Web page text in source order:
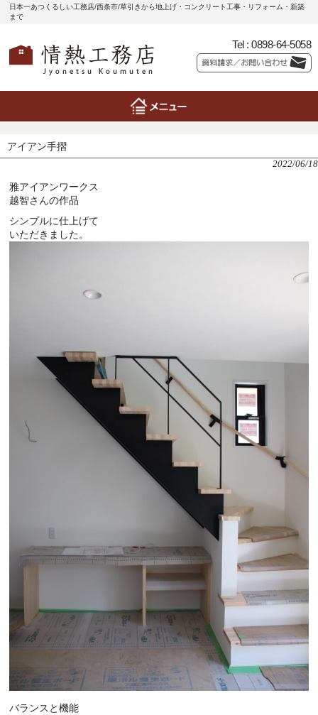
日本一あつくるしい工務店/西条市/草引きから地上げ・コンクリート工事・リフォーム・新築
まで
Tel : 0898-64-5058
アイアン手摺
2022/06/18
雅アイアンワークス
越智さんの作品
シンプルに仕上げて
いただきました。
バランスと機能